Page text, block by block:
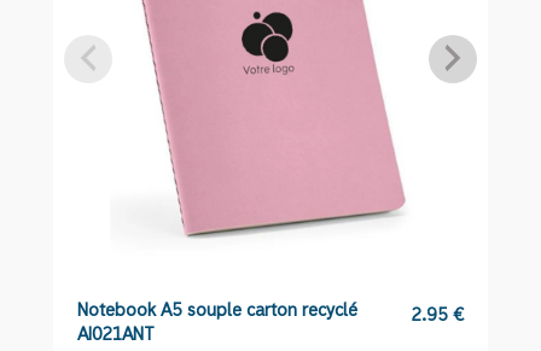
Notebook A5 souple carton recyclé
AI021ANT
2.95€